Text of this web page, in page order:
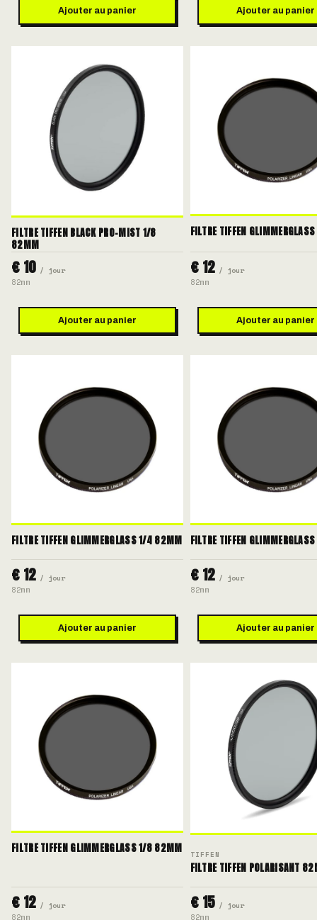
Ajouter au panier Ajouter au panier
FILTRE TIFFEN BLACK PRO-MIST 1/8
82MM
€ 10 / jour
82mm
Ajouter au panier
FILTRE TIFFEN
€ 12 / jour
82mm
Ajouter au panier
FILTRE TIFFEN GLIMMERGLASS 1/4 82MM
€ 12 / jour
82mm
Ajouter au panier
FILTRE TIFFEN
€ 12 / jour
82mm
Ajouter au panier
FILTRE TIFFEN GLIMMERGLASS 1/8 82MM
€ 12 / jour
82mm
TIFFEN
FILTRE TIFFEN POLARISANT
€ 15 / jour
82mm